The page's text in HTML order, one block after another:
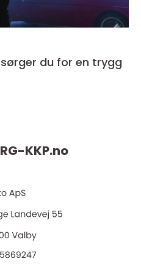
du for en trygg
KKP.no